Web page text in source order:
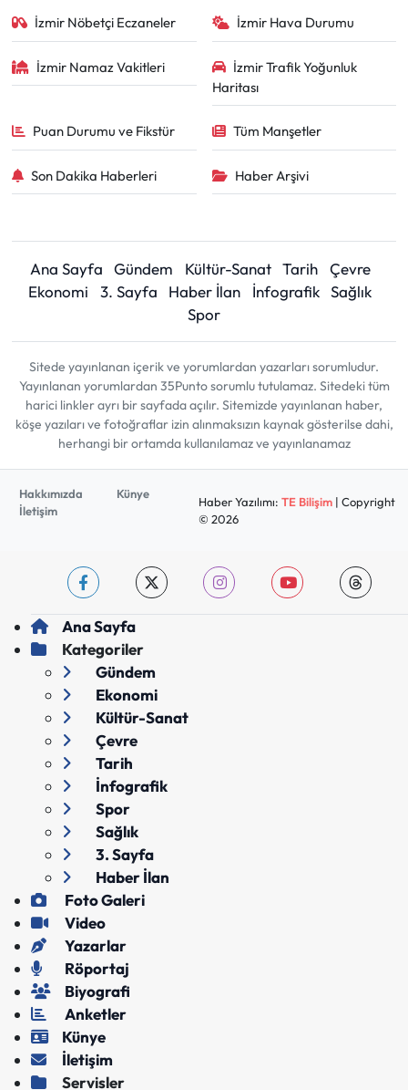
İzmir Nöbetçi Eczaneler İzmir Hava Durumu
İzmir Namaz Vakitleri
İzmir Trafik Yoğunluk
Haritası
Puan Durumu ve Fikstür Tüm Manşetler
Son Dakika Haberleri Haber Arşivi
Ana Sayfa Gündem Kültür-Sanat Tarih
Çevre
Ekonomi
3. Sayfa Haber İlan İnfografik Sağlık
Spor
Sitede yayınlanan içerik ve yorumlardan yazarları sorumludur.
Yayınlanan yorumlardan 35Punto sorumlu tutulamaz. Sitedeki tüm
harici linkler ayrı bir sayfada açılır. Sitemizde yayınlanan haber,
köşe yazıları ve fotoğraflar izin alınmaksızın kaynak gösterilse dahi,
herhangi bir ortamda kullanılamaz ve yayınlanamaz
Hakkımızda
Künye
İletişim
Haber Yazılımı: TE Bilişim| Copyright
© 2026
Ana Sayfa
Kategoriler
Gündem
Ekonomi
Kültür-Sanat
Çevre
Tarih
İnfografik
Spor
Sağlık
3. Sayfa
Haber İlan
Foto Galeri
Video
Yazarlar
Röportaj
Biyografi
Anketler
Künye
İletişim
Servisler